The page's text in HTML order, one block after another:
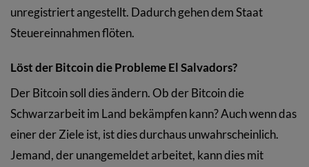
unregistriert angestellt. Dadurch gehen dem Staat
Steuereinnahmen flöten.
Löst der Bitcoin die Probleme El Salvadors?
Der Bitcoin soll dies ändern. Ob der Bitcoin die
Schwarzarbeit im Land bekämpfen kann? Auch wenn das
einer der Ziele ist, ist dies durchaus unwahrscheinlich.
Jemand, der unangemeldet arbeitet, kann dies mit